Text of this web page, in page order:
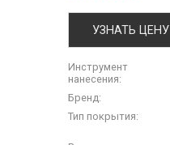
УЗНАТЬ ЦЕНУ
Инструмент
нанесения:
Бренд:
Тип покрытия: